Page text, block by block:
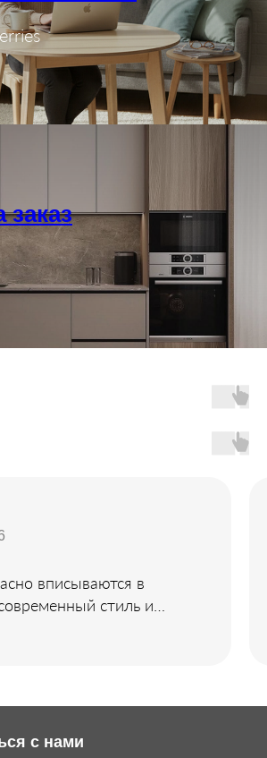
вписываются в
стиль и
привлекли внимание.
с нами